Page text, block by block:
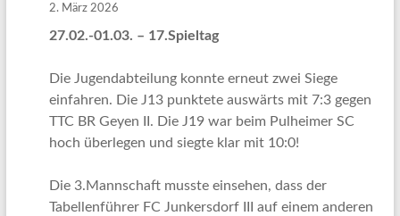
2. März 2026
27.02.-01.03. – 17.Spieltag
Die Jugendabteilung konnte erneut zwei Siege
einfahren. Die J13 punktete auswärts mit 7:3 gegen
TTC BR Geyen II. Die J19 war beim Pulheimer SC
hoch überlegen und siegte klar mit 10:0!
Die 3.Mannschaft musste einsehen, dass der
Tabellenführer FC Junkersdorf III auf einem anderen